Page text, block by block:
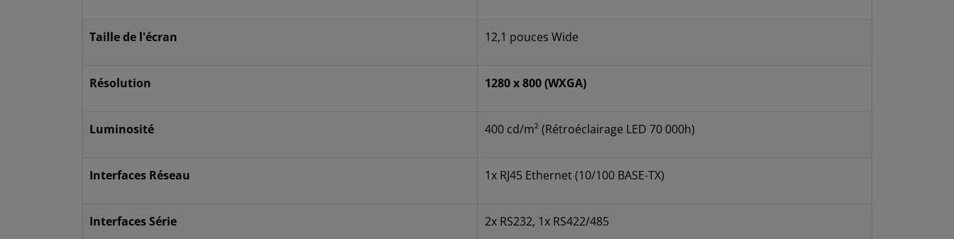
Taille de l'écran 12,1 pouces Wide
Résolution 1280 x 800 (WXGA)
Luminosité 400 cd/m² (Rétroéclairage LED 70 000h)
Interfaces Réseau 1x RJ45 Ethernet (10/100 BASE-TX)
Interfaces Série 2x RS232, 1x RS422/485